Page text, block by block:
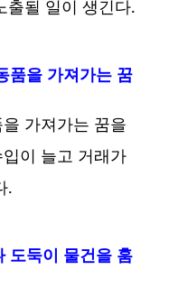
출될 일이 생긴다.
품을 가져가는 꿈
가져가는 꿈을
이 늘고 거래가
.
도둑이 물건을 훔